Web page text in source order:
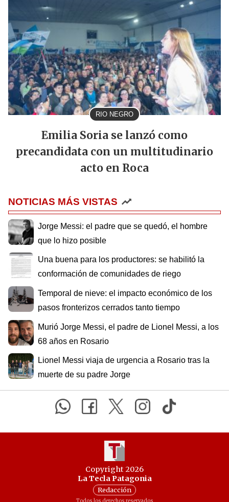
RIO NEGRO
Emilia Soria se lanzó como
precandidata con un multitudinario
acto en Roca
NOTICIAS MÁS VISTAS
Jorge Messi: el padre que se quedó, el hombre
que lo hizo posible
Una buena para los productores: se habilitó la
conformación de comunidades de riego
Temporal de nieve: el impacto económico de los
pasos fronterizos cerrados tanto tiempo
Murió Jorge Messi, el padre de Lionel Messi, a los
68 años en Rosario
Lionel Messi viaja de urgencia a Rosario tras la
muerte de su padre Jorge
Copyright 2026
La Tecla Patagonia
Redacción